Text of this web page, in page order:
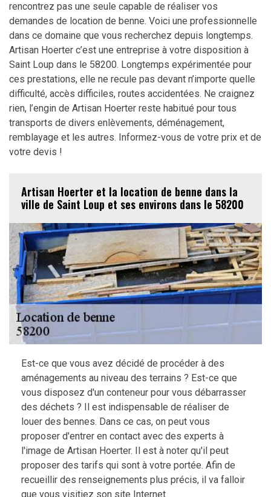
rencontrez pas une seule capable de réaliser vos
demandes de location de benne. Voici une professionnelle
dans ce domaine que vous recherchez depuis longtemps.
Artisan Hoerter c’est une entreprise à votre disposition à
Saint Loup dans le 58200. Longtemps expérimentée pour
ces prestations, elle ne recule pas devant n’importe quelle
difficulté, accès difficiles, routes accidentées. Ne craignez
rien, l’engin de Artisan Hoerter reste habitué pour tous
transports de divers enlèvements, déménagement,
remblayage et les autres. Informez-vous de votre prix et de
votre devis !
Artisan Hoerter et la location de benne dans la
ville de Saint Loup et ses environs dans le 58200
Est-ce que vous avez décidé de procéder à des
aménagements au niveau des terrains ? Est-ce que
vous disposez d'un conteneur pour vous débarrasser
des déchets ? Il est indispensable de réaliser de
louer des bennes. Dans ce cas, on peut vous
proposer d'entrer en contact avec des experts à
l'image de Artisan Hoerter. Il est à noter qu'il peut
proposer des tarifs qui sont à votre portée. Afin de
recueillir des renseignements plus précis, il va falloir
que vous visitiez son site Internet.